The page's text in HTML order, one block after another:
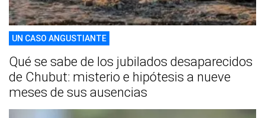
UN CASO ANGUSTIANTE
Qué se sabe de los jubilados desaparecidos
de Chubut: misterio e hipótesis a nueve
meses de sus ausencias